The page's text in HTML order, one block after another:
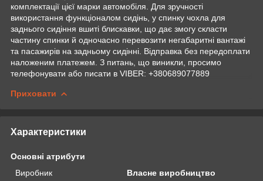
комплектації цієї марки автомобіля. Для зручності
використання функціоналом сидінь, у спинку чохла для
заднього сидіння вшиті блискавки, що дає змогу скласти
частину спинки й одночасно перевозити негабаритні вантажі
та пасажирів на задньому сидінні. Відправка без передоплати
наложеним платежем. З питань, що виникли, просимо
телефонувати або писати в VIBER: +380689077889
Приховати
Характеристики
Основні атрибути
Виробник
Власне виробництво